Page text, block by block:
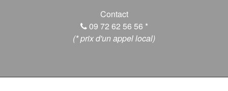
Contact
09 72 62 56 56 *
(* prix d'un appel local)